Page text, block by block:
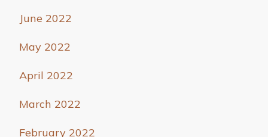
June 2022
May 2022
April 2022
March 2022
February 2022